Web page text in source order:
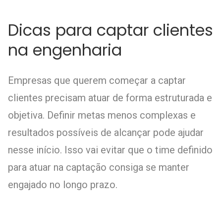
Dicas para captar clientes
na engenharia
Empresas que querem começar a captar
clientes precisam atuar de forma estruturada e
objetiva. Definir metas menos complexas e
resultados possíveis de alcançar pode ajudar
nesse início. Isso vai evitar que o time definido
para atuar na captação consiga se manter
engajado no longo prazo.